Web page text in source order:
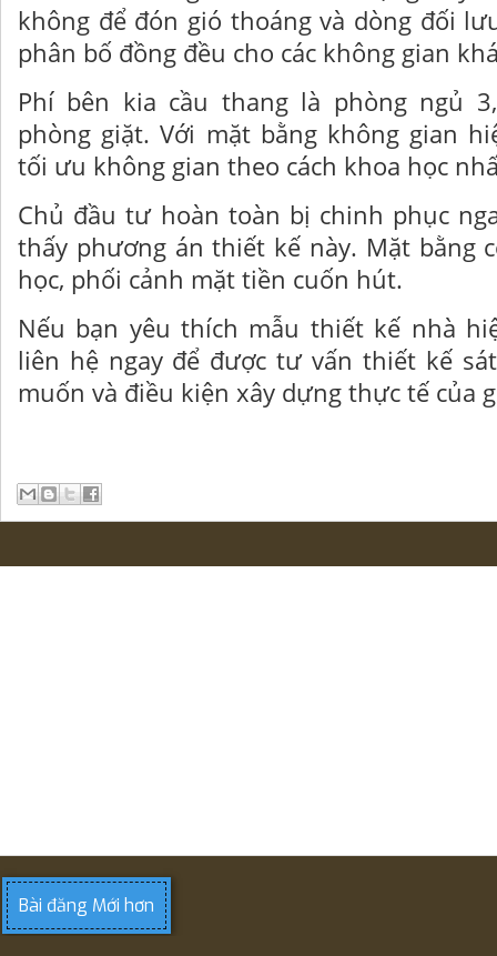
không để đón gió thoáng và dòng đối
phân bố đồng đều cho các không gian
Phí bên kia cầu thang là phòng ngủ
phòng giặt. Với mặt bằng không gian
tối ưu không gian theo cách khoa học
Chủ đầu tư hoàn toàn bị chinh phục
thấy phương án thiết kế này. Mặt bằng
học, phối cảnh mặt tiền cuốn hút.
Nếu bạn yêu thích mẫu thiết kế nhà
liên hệ ngay để được tư vấn thiết kế
muốn và điều kiện xây dựng thực tế của
Bài đăng Mới hơn